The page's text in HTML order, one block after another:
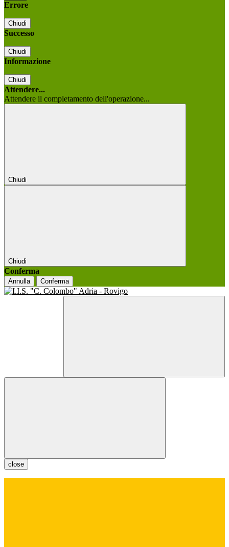
Errore
Chiudi
Successo
Chiudi
Informazione
Chiudi
Attendere...
Attendere il completamento dell'operazione...
Chiudi
Chiudi
Conferma
Annulla Conferma
close